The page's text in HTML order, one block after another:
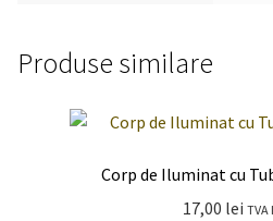
Produse similare
Corp de Iluminat cu
17,00 lei TVA